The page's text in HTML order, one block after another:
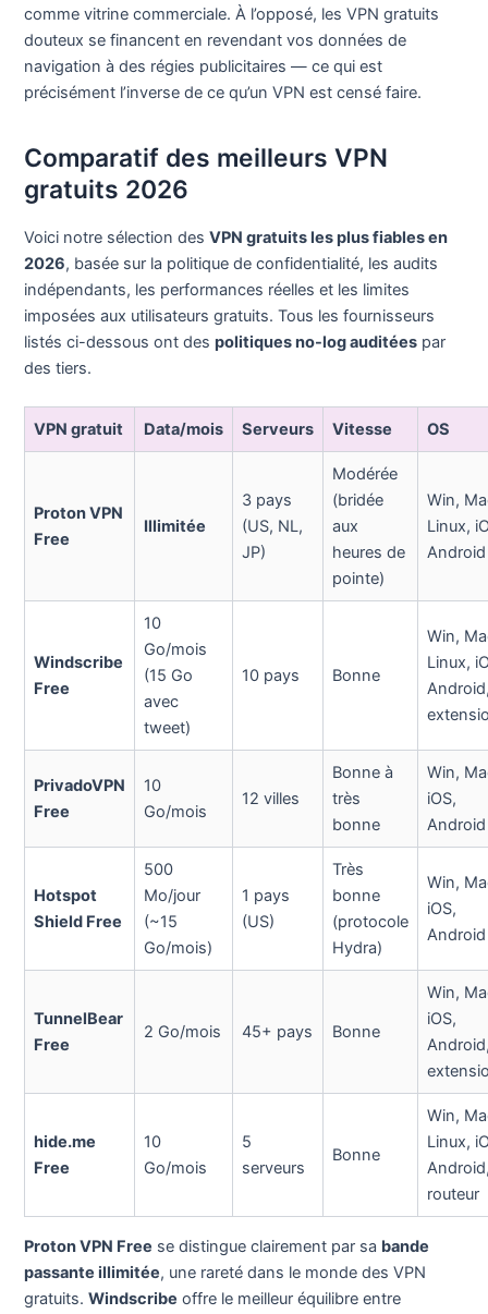
comme vitrine commerciale. À l’opposé, les VPN gratuits
douteux se financent en revendant vos données de
navigation à des régies publicitaires — ce qui est
précisément l’inverse de ce qu’un VPN est censé faire.
Comparatif des meilleurs VPN
gratuits 2026
Voici notre sélection desVPN gratuits les plus fiables en
2026, basée sur la politique de confidentialité, les audits
indépendants, les performances réelles et les limites
imposées aux utilisateurs gratuits. Tous les fournisseurs
listés ci-dessous ont despolitiques no-log auditées par
des tiers.
VPN gratuit Data/mois Serveurs Vitesse OS
Proton VPN
Free
Illimitée
3 pays
(US, NL,
JP)
Modérée
(bridée
aux
heures de
pointe)
Win,
Linux,
Android
Windscribe
Free
10
Go/mois
(15 Go
avec
tweet)
10 pays Bonne
Win,
Linux,
PrivadoVPN
Free
10
Go/mois
12 villes
Bonne à
très
bonne
Win,
iOS,
Android
Hotspot
Shield Free
500
Mo/jour
(~15
Go/mois)
1 pays
(US)
Très
bonne
(protocole
Hydra)
Win,
iOS,
Android
TunnelBear
Free
2 Go/mois 45+ pays Bonne
Win,
iOS,
hide.me
Free
10
Go/mois
5
serveurs
Bonne
Win,
Linux,
routeur
Proton VPN Free se distingue clairement par sa bande
passante illimitée, une rareté dans le monde des VPN
gratuits.Windscribe offre le meilleur équilibre entre